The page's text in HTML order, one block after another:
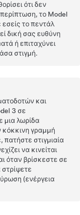
ότι δεν
το Model
το πεντάλ
δική σας ευθύνη
ή επιταχύνει
στιγμή.
και
3 σε
μια λωρίδα
γραμμή
πατήστε στιγμιαία
να κινείται
όταν βρίσκεστε σε
(ενέργεια